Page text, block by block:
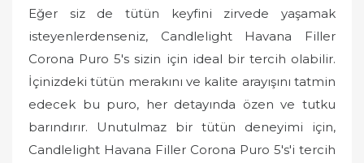
Eğer siz de tütün keyfini zirvede yaşamak
isteyenlerdenseniz, Candlelight Havana Filler
Corona Puro 5's sizin için ideal bir tercih olabilir.
İçinizdeki tütün merakını ve kalite arayışını tatmin
edecek bu puro, her detayında özen ve tutku
barındırır. Unutulmaz bir tütün deneyimi için,
Candlelight Havana Filler Corona Puro 5's'i tercih